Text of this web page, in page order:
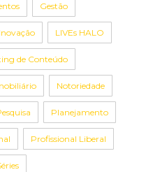
Gestão
Inovação LIVEs HALO
de Conteúdo
Notoriedade
Planejamento
Profissional Liberal